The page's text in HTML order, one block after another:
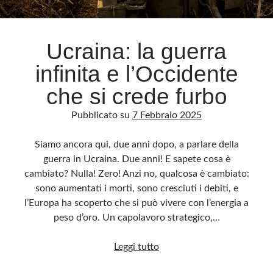
Archivio
Categorie
Questo blog non rappresenta una testata giornalistica, in quanto viene aggiornato
senza alcuna periodicità. Non può pertanto considerarsi un prodotto editoriale ai
sensi della legge n· 62 del 7.03.2001. L’autore non è responsabile di quanto
pubblicato dai lettori nei commenti ai vari post. Saranno comunque cancellati quelli
ritenuti offensivi o lesivi dell’immagine o dell’onorabilità di terzi, di genere spam,
razzisti o che contengano dati personali non conformi al rispetto delle norme sulla
privacy. Alcune immagini inserite in questo blog sono tratte da Internet e, pertanto,
immediatamente rimosse. L’autore del blog non è responsabile dei siti collegati
Ucraina: la guerra
infinita e l’Occidente
che si crede furbo
Pubblicato su 7 Febbraio 2025
Siamo ancora qui, due anni dopo, a parlare della
guerra in Ucraina. Due anni! E sapete cosa è
cambiato? Nulla! Zero! Anzi no, qualcosa è cambiato:
sono aumentati i morti, sono cresciuti i debiti, e
l’Europa ha scoperto che si può vivere con l’energia a
peso d’oro. Un capolavoro strategico,…
Leggi tuttoUcraina: